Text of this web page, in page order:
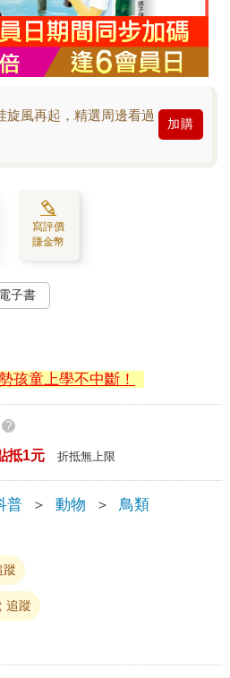
風再起，精選周邊看過
加購
寫評價
賺金幣
子書
孩童上學不中斷！
?
抵1元 折抵無上限
普 ＞ 動物 ＞ 鳥類
蹤
追蹤